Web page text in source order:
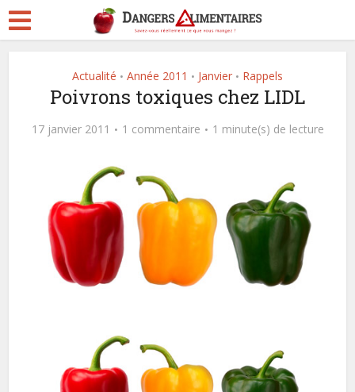
Actualité • Année 2011 • Janvier • Rappels
Poivrons toxiques chez LIDL
17 janvier 2011 1 commentaire 1 minute(s) de lecture